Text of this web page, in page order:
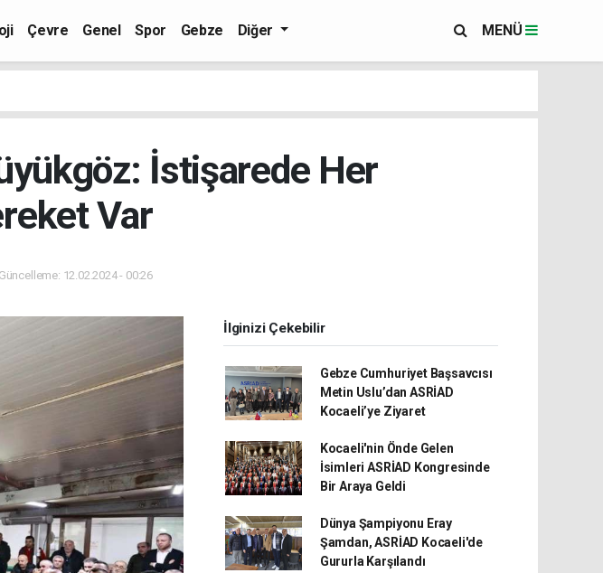
Çevre Genel Spor Gebze Diğer MENÜ
İstişarede Her
Var
12.02.2024 - 00:26
İlginizi Çekebilir
Gebze Cumhuriyet Başsavcısı
Metin Uslu’dan ASRİAD
Kocaeli’ye Ziyaret
Kocaeli'nin Önde Gelen
İsimleri ASRİAD Kongresinde
Bir Araya Geldi
Dünya Şampiyonu Eray
Şamdan, ASRİAD Kocaeli'de
Gururla Karşılandı